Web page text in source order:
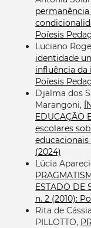
permanência
Poíesis
Luciano
identidade
influência
Poíesis
Djalma dos
Marangoni,
EDUCAÇÃO
escolares
(2024)
Lúcia
ESTADO DE
n. 2 (2010):
Rita de
PILLOTTO,